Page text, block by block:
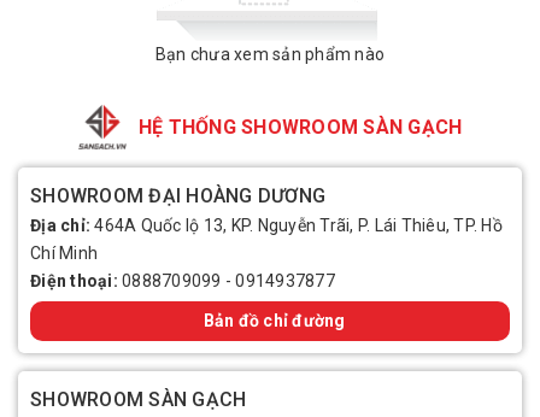
Bạn chưa xem sản phẩm nào
HỆ THỐNG SHOWROOM SÀN GẠCH
SHOWROOM ĐẠI HOÀNG DƯƠNG
Địa chỉ:464A Quốc lộ 13, KP. Nguyễn Trãi, P. Lái Thiêu, TP. Hồ
Chí Minh
Điện thoại: 0888709099 -0914937877
Bản đồ chỉ đường
SHOWROOM SÀN GẠCH